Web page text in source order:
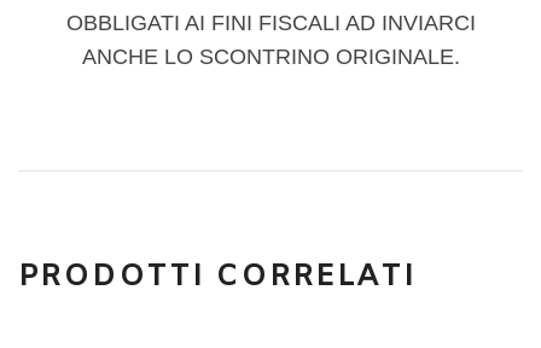
OBBLIGATI AI FINI FISCALI AD INVIARCI
ANCHE LO SCONTRINO ORIGINALE.
PRODOTTI CORRELATI